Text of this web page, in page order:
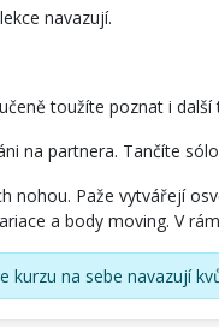
navazují.
toužíte poznat i další
na partnera. Tančíte
Paže vytvářejí
a body moving. V
kurzu na sebe navazují